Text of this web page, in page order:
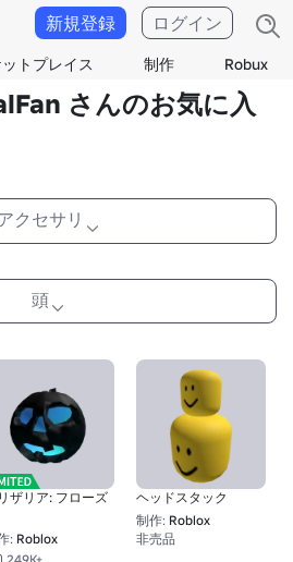
トプレイス 制作 Robux
新規登録 ログイン
さんのお気に入
クセサリ
頭
ザリア: フローズ
: Roblox
ヘッドスタック
制作: Roblox
非売品